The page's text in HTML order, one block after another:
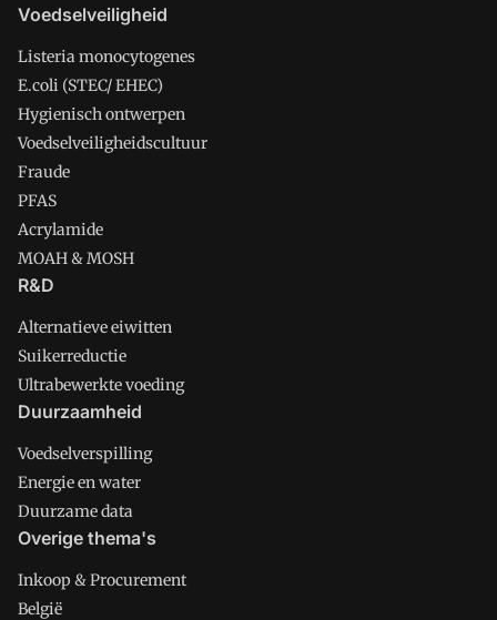
Voedselveiligheid
Listeria monocytogenes
E.coli (STEC/ EHEC)
Hygienisch ontwerpen
Voedselveiligheidscultuur
Fraude
PFAS
Acrylamide
MOAH & MOSH
R&D
Alternatieve eiwitten
Suikerreductie
Ultrabewerkte voeding
Duurzaamheid
Voedselverspilling
Energie en water
Duurzame data
Overige thema's
Inkoop & Procurement
België